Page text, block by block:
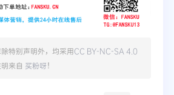
特别声明外，均采用CC BY-NC-SA 4.0
来自 买粉呀！